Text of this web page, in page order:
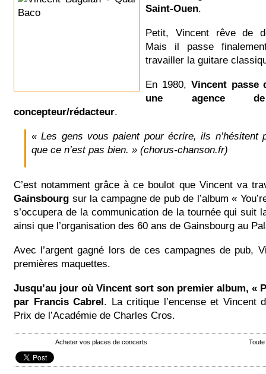
Saint-Ouen.
Petit, Vincent rêve de
Mais il passe
travailler la guitare
En 1980, Vincent passe
une agence
concepteur/rédacteur.
« Les gens vous paient pour écrire, ils n’hésitent
que ce n’est pas bien. » (chorus-chanson.fr)
C’est notamment grâce à ce boulot que Vincent va
Gainsbourg sur la campagne de pub de l’album «
s’occupera de la communication de la tournée qui suit
ainsi que l’organisation des 60 ans de Gainsbourg au
Avec l’argent gagné lors de ces campagnes de pub,
premières maquettes.
Jusqu’au jour où Vincent sort son premier album, «
par Francis Cabrel. La critique l’encense et Vincent
Prix de l’Académie de Charles Cros.
Acheter vos places de concerts